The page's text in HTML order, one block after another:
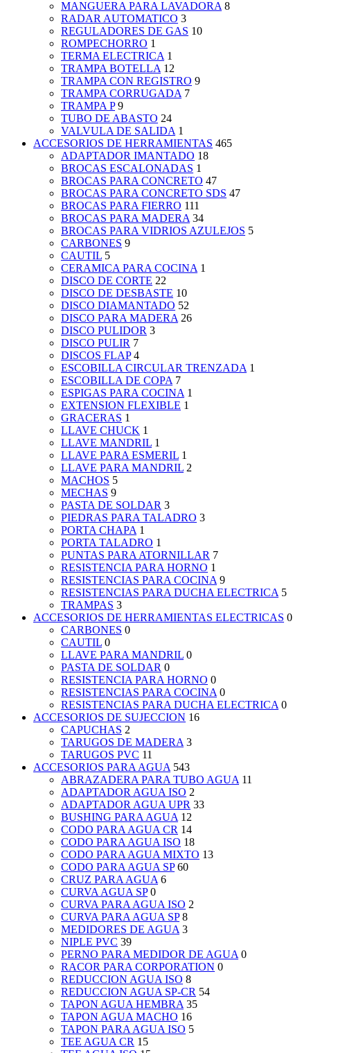
MANGUERA PARA LAVADORA 8
RADAR AUTOMATICO 3
REGULADORES DE GAS 10
ROMPECHORRO 1
TERMA ELECTRICA 1
TRAMPA BOTELLA 12
TRAMPA CON REGISTRO 9
TRAMPA CORRUGADA 7
TRAMPA P 9
TUBO DE ABASTO 24
VALVULA DE SALIDA 1
ACCESORIOS DE HERRAMIENTAS 465
ADAPTADOR IMANTADO 18
BROCAS ESCALONADAS 1
BROCAS PARA CONCRETO 47
BROCAS PARA CONCRETO SDS 47
BROCAS PARA FIERRO 111
BROCAS PARA MADERA 34
BROCAS PARA VIDRIOS AZULEJOS 5
CARBONES 9
CAUTIL 5
CERAMICA PARA COCINA 1
DISCO DE CORTE 22
DISCO DE DESBASTE 10
DISCO DIAMANTADO 52
DISCO PARA MADERA 26
DISCO PULIDOR 3
DISCO PULIR 7
DISCOS FLAP 4
ESCOBILLA CIRCULAR TRENZADA 1
ESCOBILLA DE COPA 7
ESPIGAS PARA COCINA 1
EXTENSION FLEXIBLE 1
GRACERAS 1
LLAVE CHUCK 1
LLAVE MANDRIL 1
LLAVE PARA ESMERIL 1
LLAVE PARA MANDRIL 2
MACHOS 5
MECHAS 9
PASTA DE SOLDAR 3
PIEDRAS PARA TALADRO 3
PORTA CHAPA 1
PORTA TALADRO 1
PUNTAS PARA ATORNILLAR 7
RESISTENCIA PARA HORNO 1
RESISTENCIAS PARA COCINA 9
RESISTENCIAS PARA DUCHA ELECTRICA 5
TRAMPAS 3
ACCESORIOS DE HERRAMIENTAS ELECTRICAS 0
CARBONES 0
CAUTIL 0
LLAVE PARA MANDRIL 0
PASTA DE SOLDAR 0
RESISTENCIA PARA HORNO 0
RESISTENCIAS PARA COCINA 0
RESISTENCIAS PARA DUCHA ELECTRICA 0
ACCESORIOS DE SUJECCION 16
CAPUCHAS 2
TARUGOS DE MADERA 3
TARUGOS PVC 11
ACCESORIOS PARA AGUA 543
ABRAZADERA PARA TUBO AGUA 11
ADAPTADOR AGUA ISO 2
ADAPTADOR AGUA UPR 33
BUSHING PARA AGUA 12
CODO PARA AGUA CR 14
CODO PARA AGUA ISO 18
CODO PARA AGUA MIXTO 13
CODO PARA AGUA SP 60
CRUZ PARA AGUA 6
CURVA AGUA SP 0
CURVA PARA AGUA ISO 2
CURVA PARA AGUA SP 8
MEDIDORES DE AGUA 3
NIPLE PVC 39
PERNO PARA MEDIDOR DE AGUA 0
RACOR PARA CORPORATION 0
REDUCCION AGUA ISO 8
REDUCCION AGUA SP-CR 54
TAPON AGUA HEMBRA 35
TAPON AGUA MACHO 16
TAPON PARA AGUA ISO 5
TEE AGUA CR 15